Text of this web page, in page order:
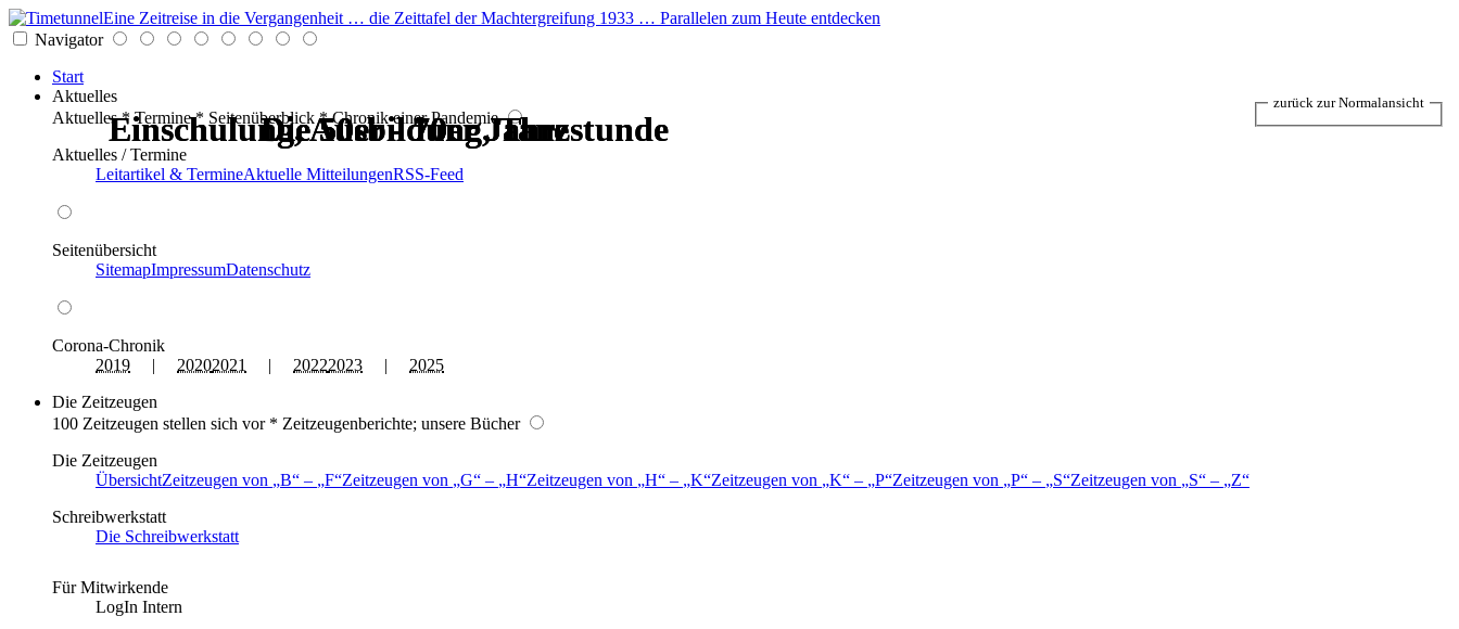
Eine Zeitreise in die Vergangenheit … die Zeittafel der Machtergreifung 1933 … Parallelen zum Heute entdecken
Navigator
Start
Aktuelles
Aktuelles * Termine * Seitenüberblick * Chronik einer Pandemie
Aktuelles / Termine
Leitartikel & TermineAktuelle MitteilungenRSS-Feed
Seitenübersicht
SitemapImpressumDatenschutz
Corona-Chronik
2019 | 20202021 | 20222023 | 2025
Die Zeitzeugen
100 Zeitzeugen stellen sich vor * Zeitzeugenberichte; unsere Bücher
Die Zeitzeugen
ÜbersichtZeitzeugen von B – F Zeitzeugen von G – H Zeitzeugen von H – K Zeitzeugen von K – P Zeitzeugen von P – S Zeitzeugen von S –
Z
Schreibwerkstatt
Die Schreibwerkstatt
Für Mitwirkende
LogIn Intern
Die 50er - 70er Jahre
Einschulung, Ausbildung, Tanzstunde
Die 50er - 70er Jahre
Die 50er - 70er Jahre
Einschulung, Ausbildung, Tanzstunde
Die 50er - 70er Jahre
zurück zur Normalansicht